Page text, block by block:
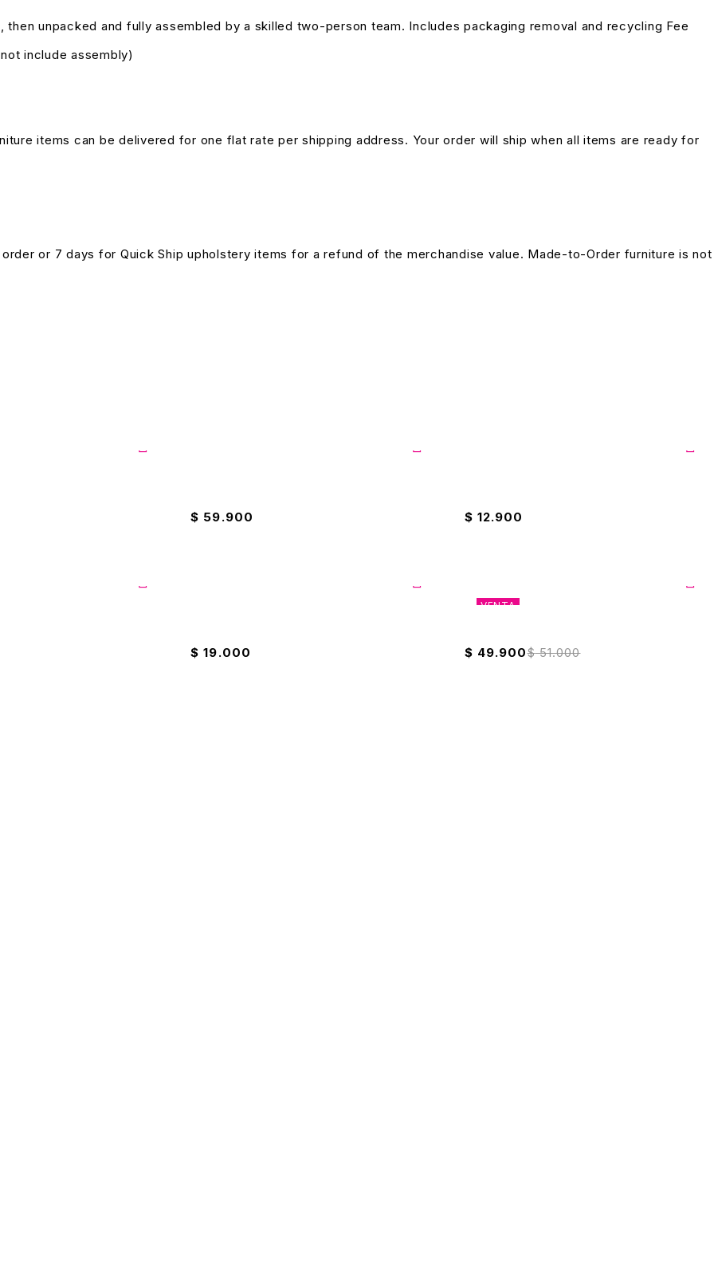
unpacked and fully assembled by a skilled two-person team. Includes packaging removal and recycling Fee
include assembly)
items can be delivered for one flat rate per shipping address. Your order will ship when all items are ready for
or 7 days for Quick Ship upholstery items for a refund of the merchandise value. Made-to-Order furniture is not
$ 59.900
$ 12.900
$ 19.000
VENTA
$51.000
$ 49.900